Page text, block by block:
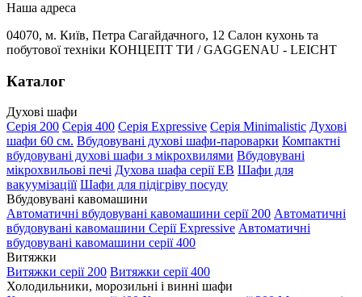
Наша адреса
04070, м. Київ, Петра Сагайдачного, 12 Салон кухонь та
побутової техніки КОНЦЕПТ ТИ / GAGGENAU - LEICHT
Каталог
Духові шафи
Серія 200 Серія 400 Серія Expressive Серія Minimalistic Духові
шафи 60 см. Вбудовувані духові шафи-пароварки Компактні
вбудовувані духові шафи з мікрохвилями Вбудовувані
мікрохвильові печі Духова шафа серії EB Шафи для
вакуумізаціїї Шафи для підігріву посуду
Вбудовувані кавомашини
Автоматичні вбудовувані кавомашини серії 200 Автоматичні
вбудовувані кавомашини Серії Expressive Автоматичні
вбудовувані кавомашини серії 400
Витяжки
Витяжки серії 200 Витяжки серії 400
Холодильники, морозильні і винні шафи